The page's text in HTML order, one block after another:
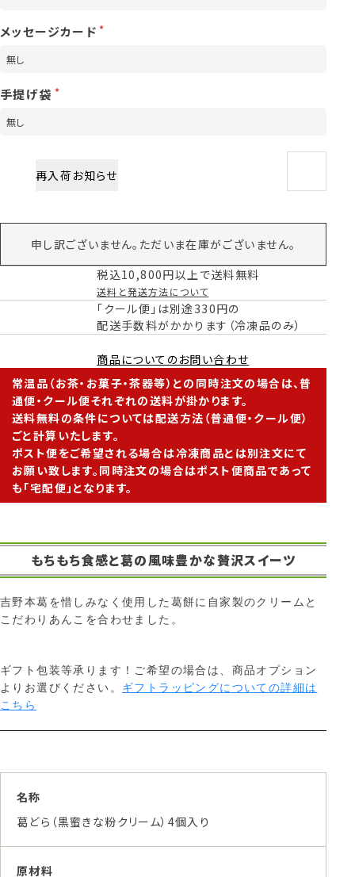
メッセージカード
手提げ袋
再入荷お知らせ
申し訳ございません。ただいま在庫がございません。
税込10,800円以上で送料無料
送料と発送方法について
「クール便」は別途330円の
配送手数料がかかります（冷凍品のみ）
商品についてのお問い合わせ
常温品（お茶・お菓子・茶器等）との同時注文の場合は、普
通便・クール便それぞれの送料が掛かります。
送料無料の条件については配送方法（普通便・クール便）
ごと計算いたします。
ポスト便をご希望される場合は冷凍商品とは別注文にて
お願い致します。同時注文の場合はポスト便商品であって
も「宅配便」となります。
もちもち食感と葛の風味豊かな贅沢スイーツ
吉野本葛を惜しみなく使用した葛餅に自家製のクリームと
こだわりあんこを合わせました。
ギフト包装等承ります！ご希望の場合は、商品オプション
よりお選びください。 ギフトラッピングについての詳細は
こちら
名称
葛どら（黒蜜きな粉クリーム）4個入り
原材料